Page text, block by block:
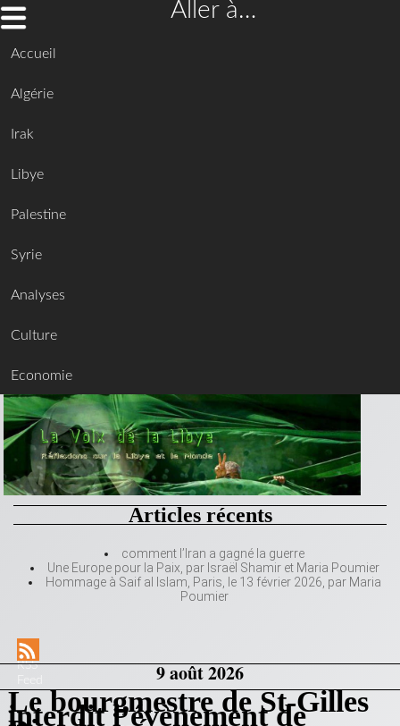
Aller à…
Accueil
Algérie
Irak
Libye
Palestine
Syrie
Analyses
Culture
Economie
Articles récents
comment l’Iran a gagné la guerre
Une Europe pour la Paix, par Israël Shamir et Maria Poumier
Hommage à Saif al Islam, Paris, le 13 février 2026, par Maria
Poumier
RSS
9 août 2026
Le bourgmestre de St-Gilles
interdit l’évènement de